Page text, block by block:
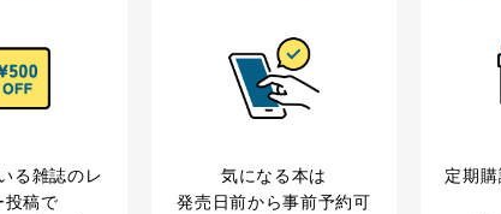
る雑誌のレ
投稿で
気になる本は
発売日前から事前予約可
定期購